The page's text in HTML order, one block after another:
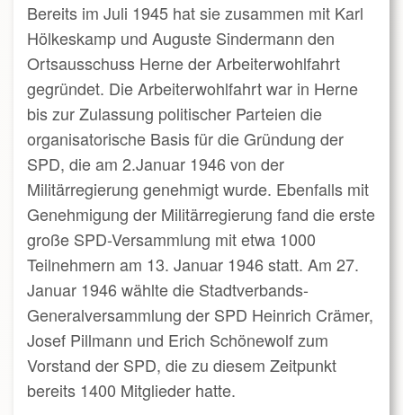
Bereits im Juli 1945 hat sie zusammen mit Karl
Hölkeskamp und Auguste Sindermann den
Ortsausschuss Herne der Arbeiterwohlfahrt
gegründet. Die Arbeiterwohlfahrt war in Herne
bis zur Zulassung politischer Parteien die
organisatorische Basis für die Gründung der
SPD, die am 2.Januar 1946 von der
Militärregierung genehmigt wurde. Ebenfalls mit
Genehmigung der Militärregierung fand die erste
große SPD-Versammlung mit etwa 1000
Teilnehmern am 13. Januar 1946 statt. Am 27.
Januar 1946 wählte die Stadtverbands-
Generalversammlung der SPD Heinrich Crämer,
Josef Pillmann und Erich Schönewolf zum
Vorstand der SPD, die zu diesem Zeitpunkt
bereits 1400 Mitglieder hatte.